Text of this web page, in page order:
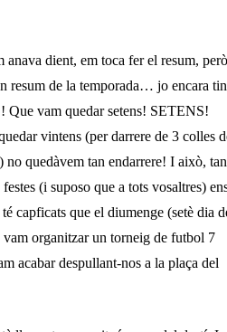
anava dient, em toca fer el resum, però
resum de la temporada… jo encara
vam quedar setens! SETENS!
vintens (per darrere de 3 colles
quedàvem tan endarrere! I això,
(i suposo que a tots vosaltres)
capficats que el diumenge (setè dia
vam organitzar un torneig de futbol 7
acabar despullant-nos a la plaça del